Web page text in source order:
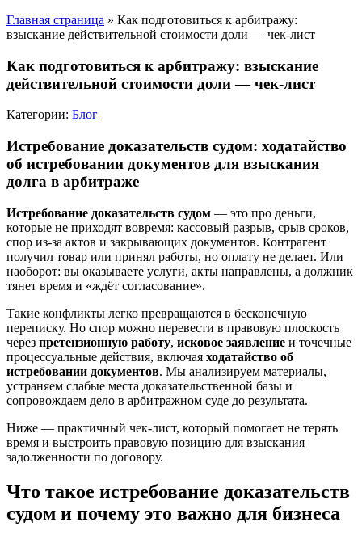
Главная страница » Как подготовиться к арбитражу:
взыскание действительной стоимости доли — чек-лист
Как подготовиться к арбитражу: взыскание
действительной стоимости доли — чек-лист
Категории: Блог
Истребование доказательств судом: ходатайство
об истребовании документов для взыскания
долга в арбитраже
Истребование доказательств судом — это про деньги,
которые не приходят вовремя: кассовый разрыв, срыв сроков,
спор из-за актов и закрывающих документов. Контрагент
получил товар или принял работы, но оплату не делает. Или
наоборот: вы оказываете услуги, акты направлены, а должник
тянет время и «ждёт согласование».
Такие конфликты легко превращаются в бесконечную
переписку. Но спор можно перевести в правовую плоскость
через претензионную работу, исковое заявление и точечные
процессуальные действия, включая ходатайство об
истребовании документов. Мы анализируем материалы,
устраняем слабые места доказательственной базы и
сопровождаем дело в арбитражном суде до результата.
Ниже — практичный чек-лист, который помогает не терять
время и выстроить правовую позицию для взыскания
задолженности по договору.
Что такое истребование доказательств
судом и почему это важно для бизнеса